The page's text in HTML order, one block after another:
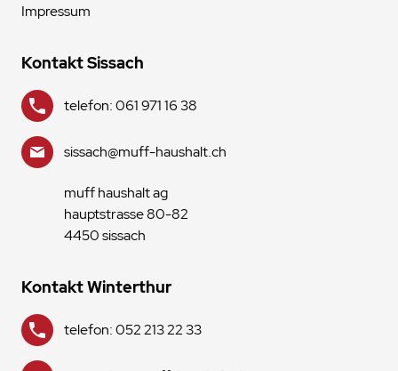
Impressum
Kontakt Sissach
telefon: 061 971 16 38
sissach@muff-haushalt.ch
muff haushalt ag
hauptstrasse 80-82
4450 sissach
Kontakt Winterthur
telefon: 052 213 22 33